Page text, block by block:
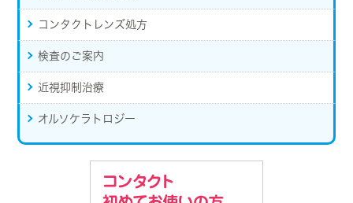
コンタクトレンズ処方
検査のご案内
近視抑制治療
オルソケラトロジー